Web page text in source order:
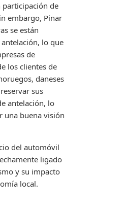
participación de
embargo, Pinar
se están
lo que
de
los clientes de
daneses
sus
antelación, lo
una buena visión
del automóvil
ligado
y su impacto
local.